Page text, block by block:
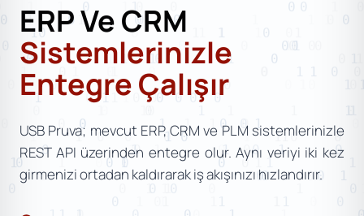
ERP Ve CRM
Sistemlerinizle
Entegre Çalışır
USB Pruva; mevcut ERP, CRM ve PLM sistemlerinizle
REST API üzerinden entegre olur. Aynı veriyi iki kez
girmenizi ortadan kaldırarak iş akışınızı hızlandırır.